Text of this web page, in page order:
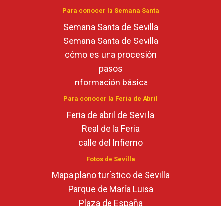
Para conocer la Semana Santa
Semana Santa de Sevilla
Semana Santa de Sevilla
cómo es una procesión
pasos
información básica
Para conocer la Feria de Abril
Feria de abril de Sevilla
Real de la Feria
calle del Infierno
Fotos de Sevilla
Mapa plano turístico de Sevilla
Parque de María Luisa
Plaza de España